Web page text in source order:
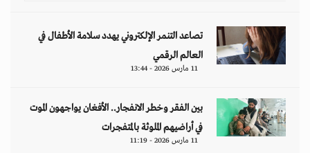
تصاعد التنمر الإلكتروني يهدد سلامة الأطفال في
العالم الرقمي
11 مارس 2026 - 13:44
بين الفقر وخطر الانفجار.. الأفغان يواجهون الموت
في أراضيهم الملوثة بالمتفجرات
11 مارس 2026 - 11:19